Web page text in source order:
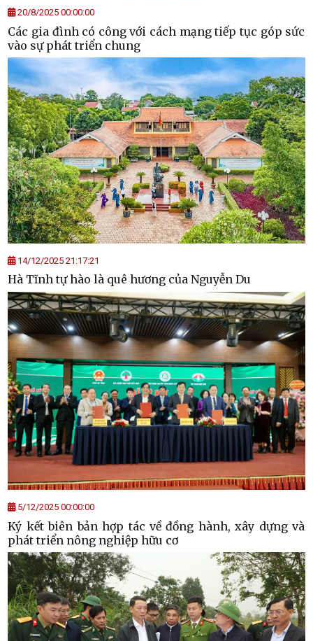
20/8/2025 00:00:00
Các gia đình có công với cách mạng tiếp tục góp sức
vào sự phát triển chung
14/12/2025 21:17:21
Hà Tĩnh tự hào là quê hương của Nguyễn Du
5/12/2025 00:00:00
Ký kết biên bản hợp tác về đồng hành, xây dựng và
phát triển nông nghiệp hữu cơ